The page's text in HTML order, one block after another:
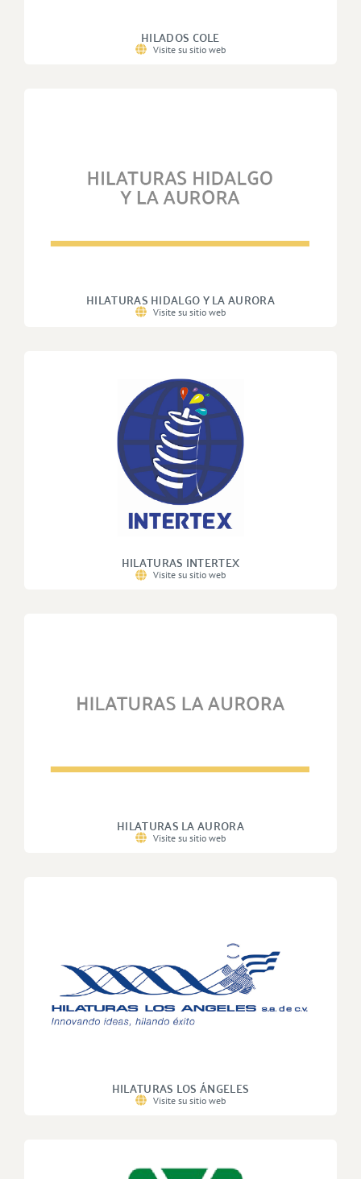
HILADOS COLE
Visite su sitio web
HILATURAS HIDALGO Y LA AURORA
Visite su sitio web
HILATURAS INTERTEX
Visite su sitio web
HILATURAS LA AURORA
Visite su sitio web
HILATURAS LOS ÁNGELES
Visite su sitio web